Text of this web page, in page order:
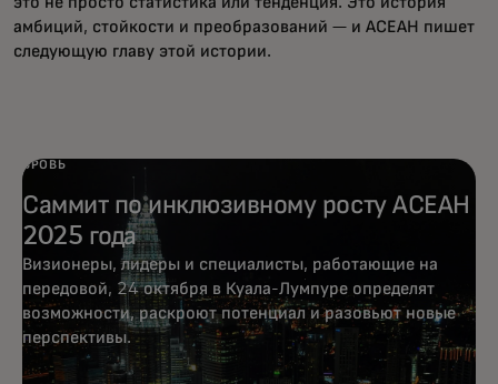
амбиций, стойкости и преобразований — и АСЕАН пишет
следующую главу этой истории.
БРОВЬ
Саммит по инклюзивному росту АСЕАН
2025 года
Визионеры, лидеры и специалисты, работающие на
передовой, 24 октября в Куала-Лумпуре определят
возможности, раскроют потенциал и разовьют новые
перспективы.